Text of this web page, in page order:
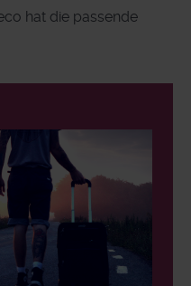
hat die passende